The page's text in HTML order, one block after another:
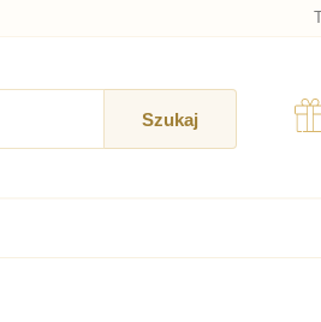
Szukaj